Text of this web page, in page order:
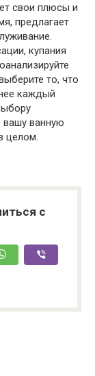
свои плюсы и
предлагает
купания
то, что
каждый
вашу ванную
целом.
с